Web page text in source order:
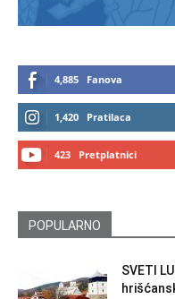
4,885 Fanova
1,420 Pratilaca
423 Pretplatnici
POPULARNO
SVETI